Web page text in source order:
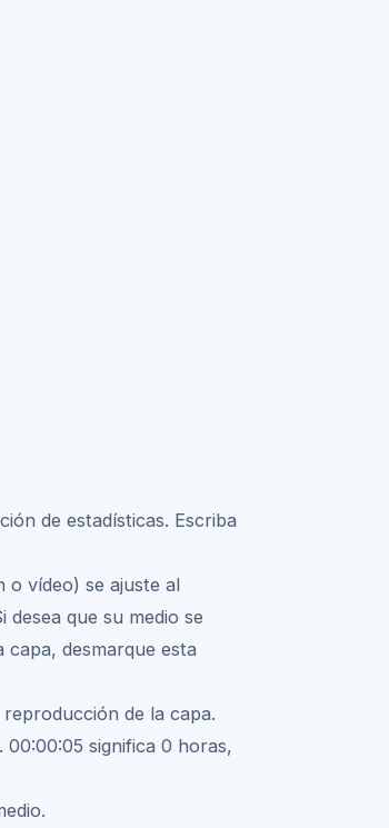
de estadísticas. Escriba
o vídeo) se ajuste al
que su medio se
desmarque esta
de la capa.
significa 0 horas,